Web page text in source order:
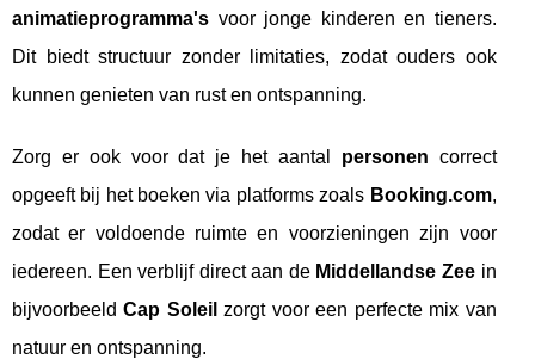
animatieprogramma's voor jonge kinderen en tieners.
Dit biedt structuur zonder limitaties, zodat ouders ook
kunnen genieten van rust en ontspanning.
Zorg er ook voor dat je het aantal personen correct
opgeeft bij het boeken via platforms zoals Booking.com,
zodat er voldoende ruimte en voorzieningen zijn voor
iedereen. Een verblijf direct aan de Middellandse Zee in
bijvoorbeeldCap Soleil zorgt voor een perfecte mix van
natuur en ontspanning.